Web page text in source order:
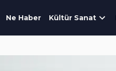
Ne Haber Kültür Sanat